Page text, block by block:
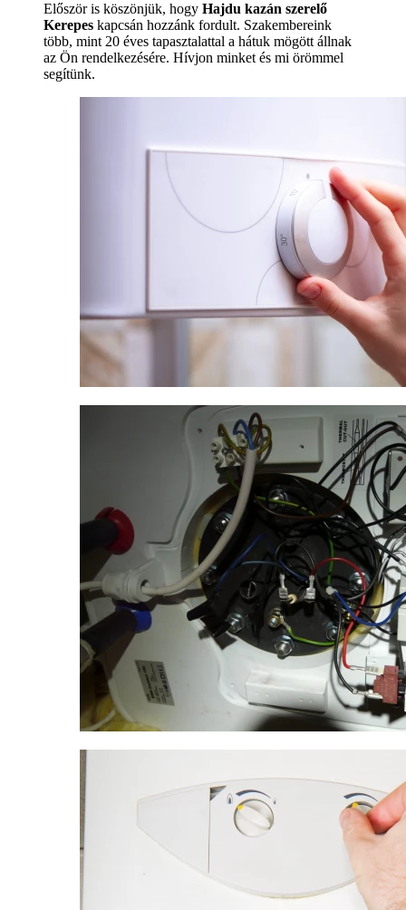
Először is köszönjük, hogy Hajdu kazán szerelő
Kerepes kapcsán hozzánk fordult. Szakembereink
több, mint 20 éves tapasztalattal a hátuk mögött állnak
az Ön rendelkezésére. Hívjon minket és mi örömmel
segítünk.